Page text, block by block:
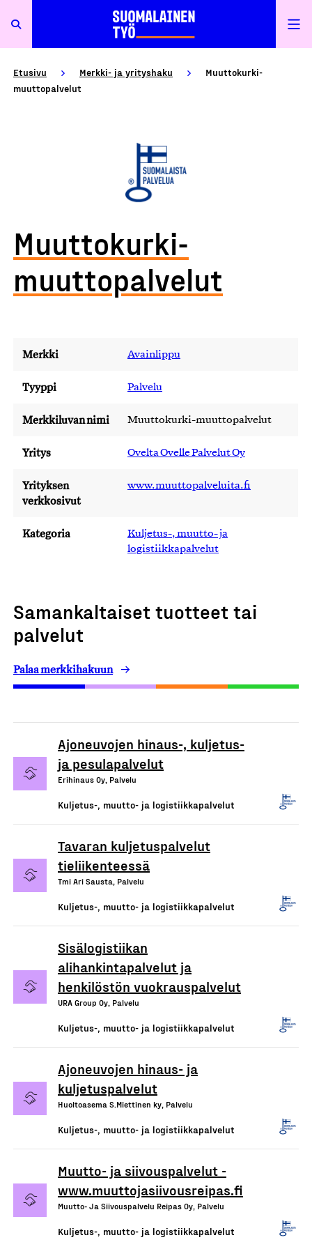
Etusivu Merkki- ja yrityshaku
Muuttokurki-
muuttopalvelut
Muuttokurki-
muuttopalvelut
Merkki Avainlippu
Tyyppi Palvelu
Merkkiluvan nimi Muuttokurki-muuttopalvelut
Yritys Ovelta Ovelle Palvelut Oy
Yrityksen
verkkosivut
www.muuttopalveluita.fi
Kategoria
Kuljetus-, muutto- ja
logistiikkapalvelut
Samankaltaiset tuotteet tai
palvelut
Palaa merkkihakuun
Ajoneuvojen hinaus-, kuljetus-
ja pesulapalvelut
Erihinaus Oy, Palvelu
Kuljetus-, muutto- ja logistiikkapalvelut
Tavaran kuljetuspalvelut
tieliikenteessä
Tmi Ari Sausta, Palvelu
Kuljetus-, muutto- ja logistiikkapalvelut
Sisälogistiikan
alihankintapalvelut ja
henkilöstön vuokrauspalvelut
URA Group Oy, Palvelu
Kuljetus-, muutto- ja logistiikkapalvelut
Ajoneuvojen hinaus- ja
kuljetuspalvelut
Huoltoasema S.Miettinen ky, Palvelu
Kuljetus-, muutto- ja logistiikkapalvelut
Muutto- ja siivouspalvelut -
www.muuttojasiivousreipas.fi
Muutto- Ja Siivouspalvelu Reipas Oy, Palvelu
Kuljetus-, muutto- ja logistiikkapalvelut